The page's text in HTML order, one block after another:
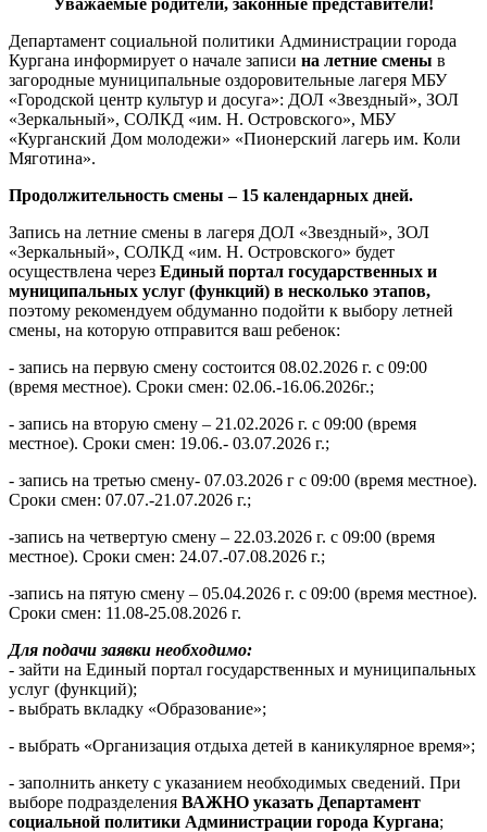
Департамент социальной политики Администрации города
Кургана информирует о начале записи на летние смены в
загородные муниципальные оздоровительные лагеря МБУ
«Городской центр культур и досуга»: ДОЛ «Звездный», ЗОЛ
«Зеркальный», СОЛКД «им. Н. Островского», МБУ
«Курганский Дом молодежи» «Пионерский лагерь им. Коли
Мяготина».
Продолжительность смены – 15 календарных дней.
Запись на летние смены в лагеря ДОЛ «Звездный», ЗОЛ
«Зеркальный», СОЛКД «им. Н. Островского» будет
осуществлена через Единый портал государственных и
муниципальных услуг (функций) в несколько этапов,
поэтому рекомендуем обдуманно подойти к выбору летней
смены, на которую отправится ваш ребенок:
- запись на первую смену состоится 08.02.2026 г. с 09:00
(время местное). Сроки смен: 02.06.-16.06.2026г.;
- запись на вторую смену – 21.02.2026 г. с 09:00 (время
местное). Сроки смен: 19.06.- 03.07.2026 г.;
- запись на третью смену- 07.03.2026 г с 09:00 (время местное).
Сроки смен: 07.07.-21.07.2026 г.;
-запись на четвертую смену – 22.03.2026 г. с 09:00 (время
местное). Сроки смен: 24.07.-07.08.2026 г.;
-запись на пятую смену – 05.04.2026 г. с 09:00 (время местное).
Сроки смен: 11.08-25.08.2026 г.
Для подачи заявки необходимо:
- зайти на Единый портал государственных и муниципальных
услуг (функций);
- выбрать вкладку «Образование»;
- выбрать «Организация отдыха детей в каникулярное время»;
- заполнить анкету с указанием необходимых сведений. При
выборе подразделения ВАЖНО указать Департамент
социальной политики Администрации города Кургана;